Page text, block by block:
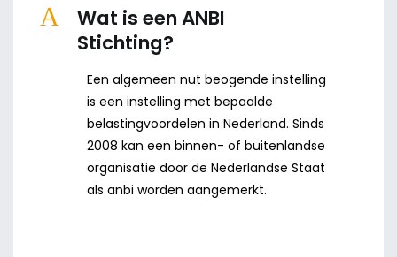
A
Wat is een ANBI
Stichting?
Een algemeen nut beogende instelling
is een instelling met bepaalde
belastingvoordelen in Nederland. Sinds
2008 kan een binnen- of buitenlandse
organisatie door de Nederlandse Staat
als anbi worden aangemerkt.